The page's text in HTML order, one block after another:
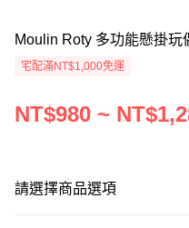
Moulin Roty 多功能懸掛玩
宅配滿NT$1,000免運
NT$980 ~
請選擇商品選項